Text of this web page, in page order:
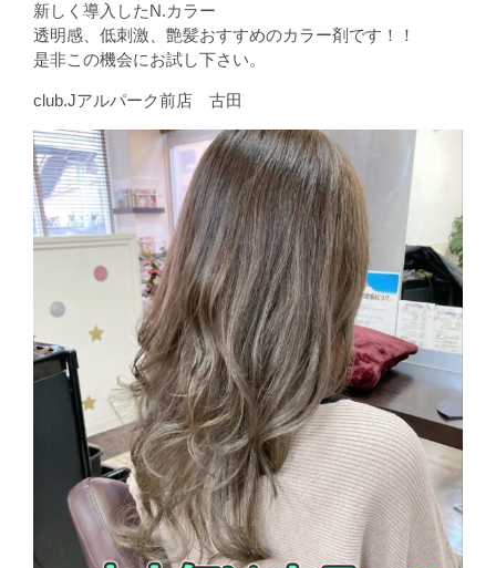
新しく導入したN.カラー
透明感、低刺激、艶髪おすすめのカラー剤です！！
是非この機会にお試し下さい。
club.Jアルパーク前店 古田